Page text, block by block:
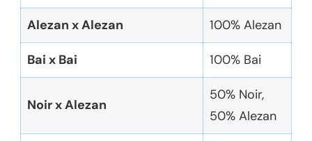
Alezan x Alezan 100% Alezan
Bai x Bai 100% Bai
Noir x Alezan
50% Noir,
50% Alezan